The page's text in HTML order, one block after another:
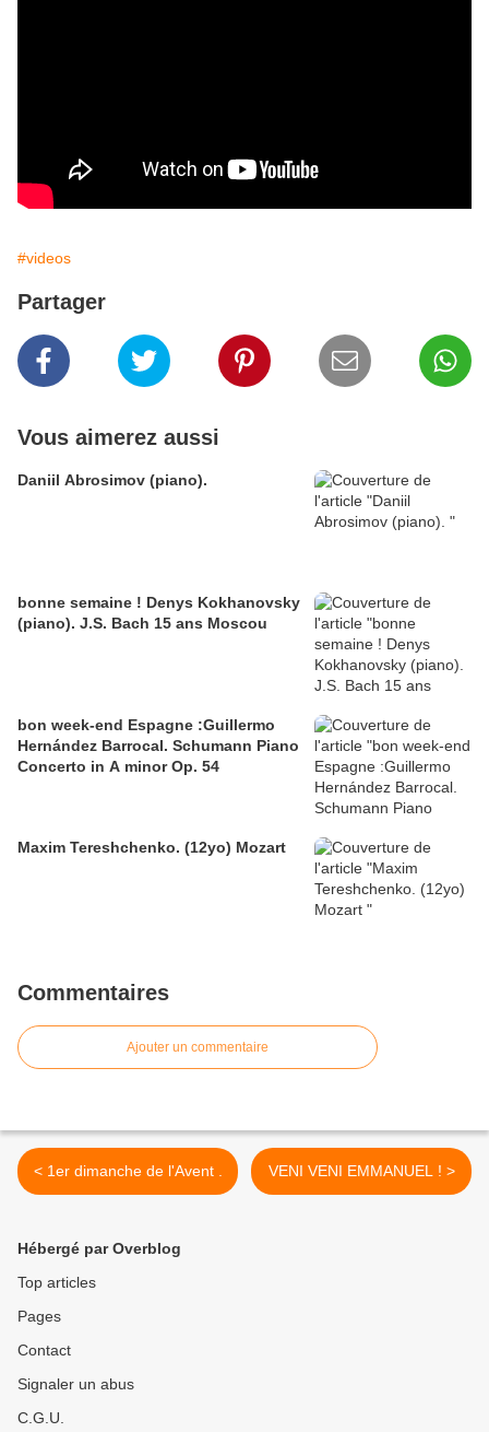
#videos
Partager
Vous aimerez aussi
Daniil Abrosimov (piano).
bonne semaine ! Denys Kokhanovsky
(piano). J.S. Bach 15 ans Moscou
bon week-end Espagne :Guillermo
Hernández Barrocal. Schumann Piano
Concerto in A minor Op. 54
Maxim Tereshchenko. (12yo) Mozart
Commentaires
Ajouter un commentaire
< 1er dimanche de l'Avent . VENI VENI EMMANUEL ! >
Hébergé par Overblog
Top articles
Pages
Contact
Signaler un abus
C.G.U.